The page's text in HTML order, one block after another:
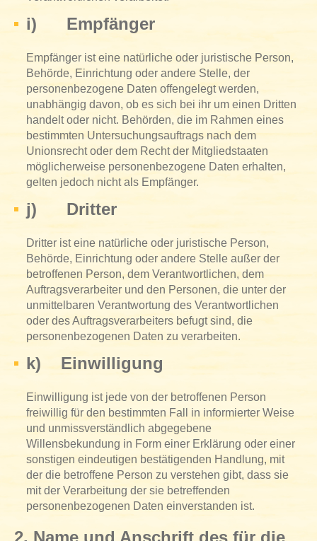
i) Empfänger
Empfänger ist eine natürliche oder juristische Person,
Behörde, Einrichtung oder andere Stelle, der
personenbezogene Daten offengelegt werden,
unabhängig davon, ob es sich bei ihr um einen Dritten
handelt oder nicht. Behörden, die im Rahmen eines
bestimmten Untersuchungsauftrags nach dem
Unionsrecht oder dem Recht der Mitgliedstaaten
möglicherweise personenbezogene Daten erhalten,
gelten jedoch nicht als Empfänger.
j) Dritter
Dritter ist eine natürliche oder juristische Person,
Behörde, Einrichtung oder andere Stelle außer der
betroffenen Person, dem Verantwortlichen, dem
Auftragsverarbeiter und den Personen, die unter der
unmittelbaren Verantwortung des Verantwortlichen
oder des Auftragsverarbeiters befugt sind, die
personenbezogenen Daten zu verarbeiten.
k) Einwilligung
Einwilligung ist jede von der betroffenen Person
freiwillig für den bestimmten Fall in informierter Weise
und unmissverständlich abgegebene
Willensbekundung in Form einer Erklärung oder einer
sonstigen eindeutigen bestätigenden Handlung, mit
der die betroffene Person zu verstehen gibt, dass sie
mit der Verarbeitung der sie betreffenden
personenbezogenen Daten einverstanden ist.
2. Name und Anschrift des für die